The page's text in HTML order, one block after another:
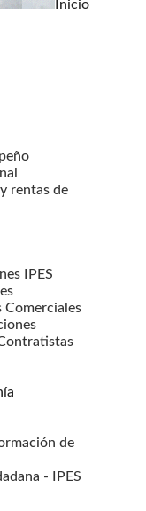
Inicio
rentas de
IPES
de
- IPES